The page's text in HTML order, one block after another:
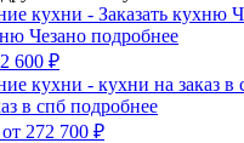
Чезано подробнее
600 ₽
в спб подробнее
от 272 700 ₽